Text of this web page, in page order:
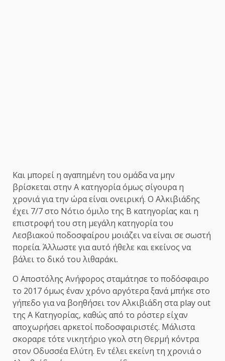
Και μπορεί η αγαπημένη του ομάδα να μην
βρίσκεται στην Α κατηγορία όμως σίγουρα η
χρονιά για την ώρα είναι ονειρική. Ο Αλκιβιάδης
έχει 7/7 στο Νότιο όμιλο της Β κατηγορίας και η
επιστροφή του στη μεγάλη κατηγορία του
Λεσβιακού ποδοσφαίρου μοιάζει να είναι σε σωστή
πορεία. Άλλωστε για αυτό ήθελε και εκείνος να
βάλει το δικό του λιθαράκι.
Ο Αποστόλης Ανήφορος σταμάτησε το ποδόσφαιρο
το 2017 όμως έναν χρόνο αργότερα ξανά μπήκε στο
γήπεδο για να βοηθήσει τον Αλκιβιάδη στα play out
της Α Κατηγορίας, καθώς από το ρόστερ είχαν
αποχωρήσει αρκετοί ποδοσφαιριστές. Μάλιστα
σκοραρε τότε νικητήριο γκολ στη Θερμή κόντρα
στον Οδυσσέα Ελύτη. Εν τέλει εκείνη τη χρονιά ο